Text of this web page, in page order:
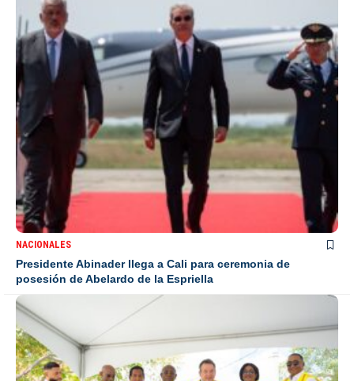
NACIONALES
Presidente Abinader llega a Cali para ceremonia de
posesión de Abelardo de la Espriella